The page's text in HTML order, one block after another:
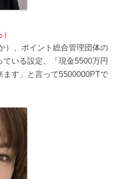
）、ポイント総合管理団体の
いる設定、「現金5500万円
ます」と言って5500000PTで